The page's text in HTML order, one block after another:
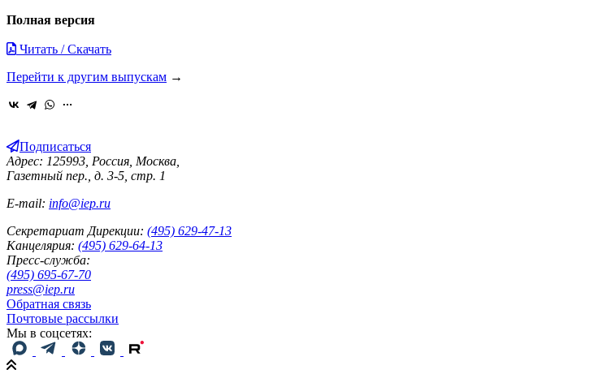
Полная версия
Читать / Скачать
Перейти к другим выпускам →
Подписаться
Адрес: 125993, Россия, Москва,
Газетный пер., д. 3-5, стр. 1
E-mail: info@iep.ru
Секретариат Дирекции: (495) 629-47-13
Канцелярия: (495) 629-64-13
Пресс-служба:
(495) 695-67-70
press@iep.ru
Обратная связь
Почтовые рассылки
Мы в соцсетях: